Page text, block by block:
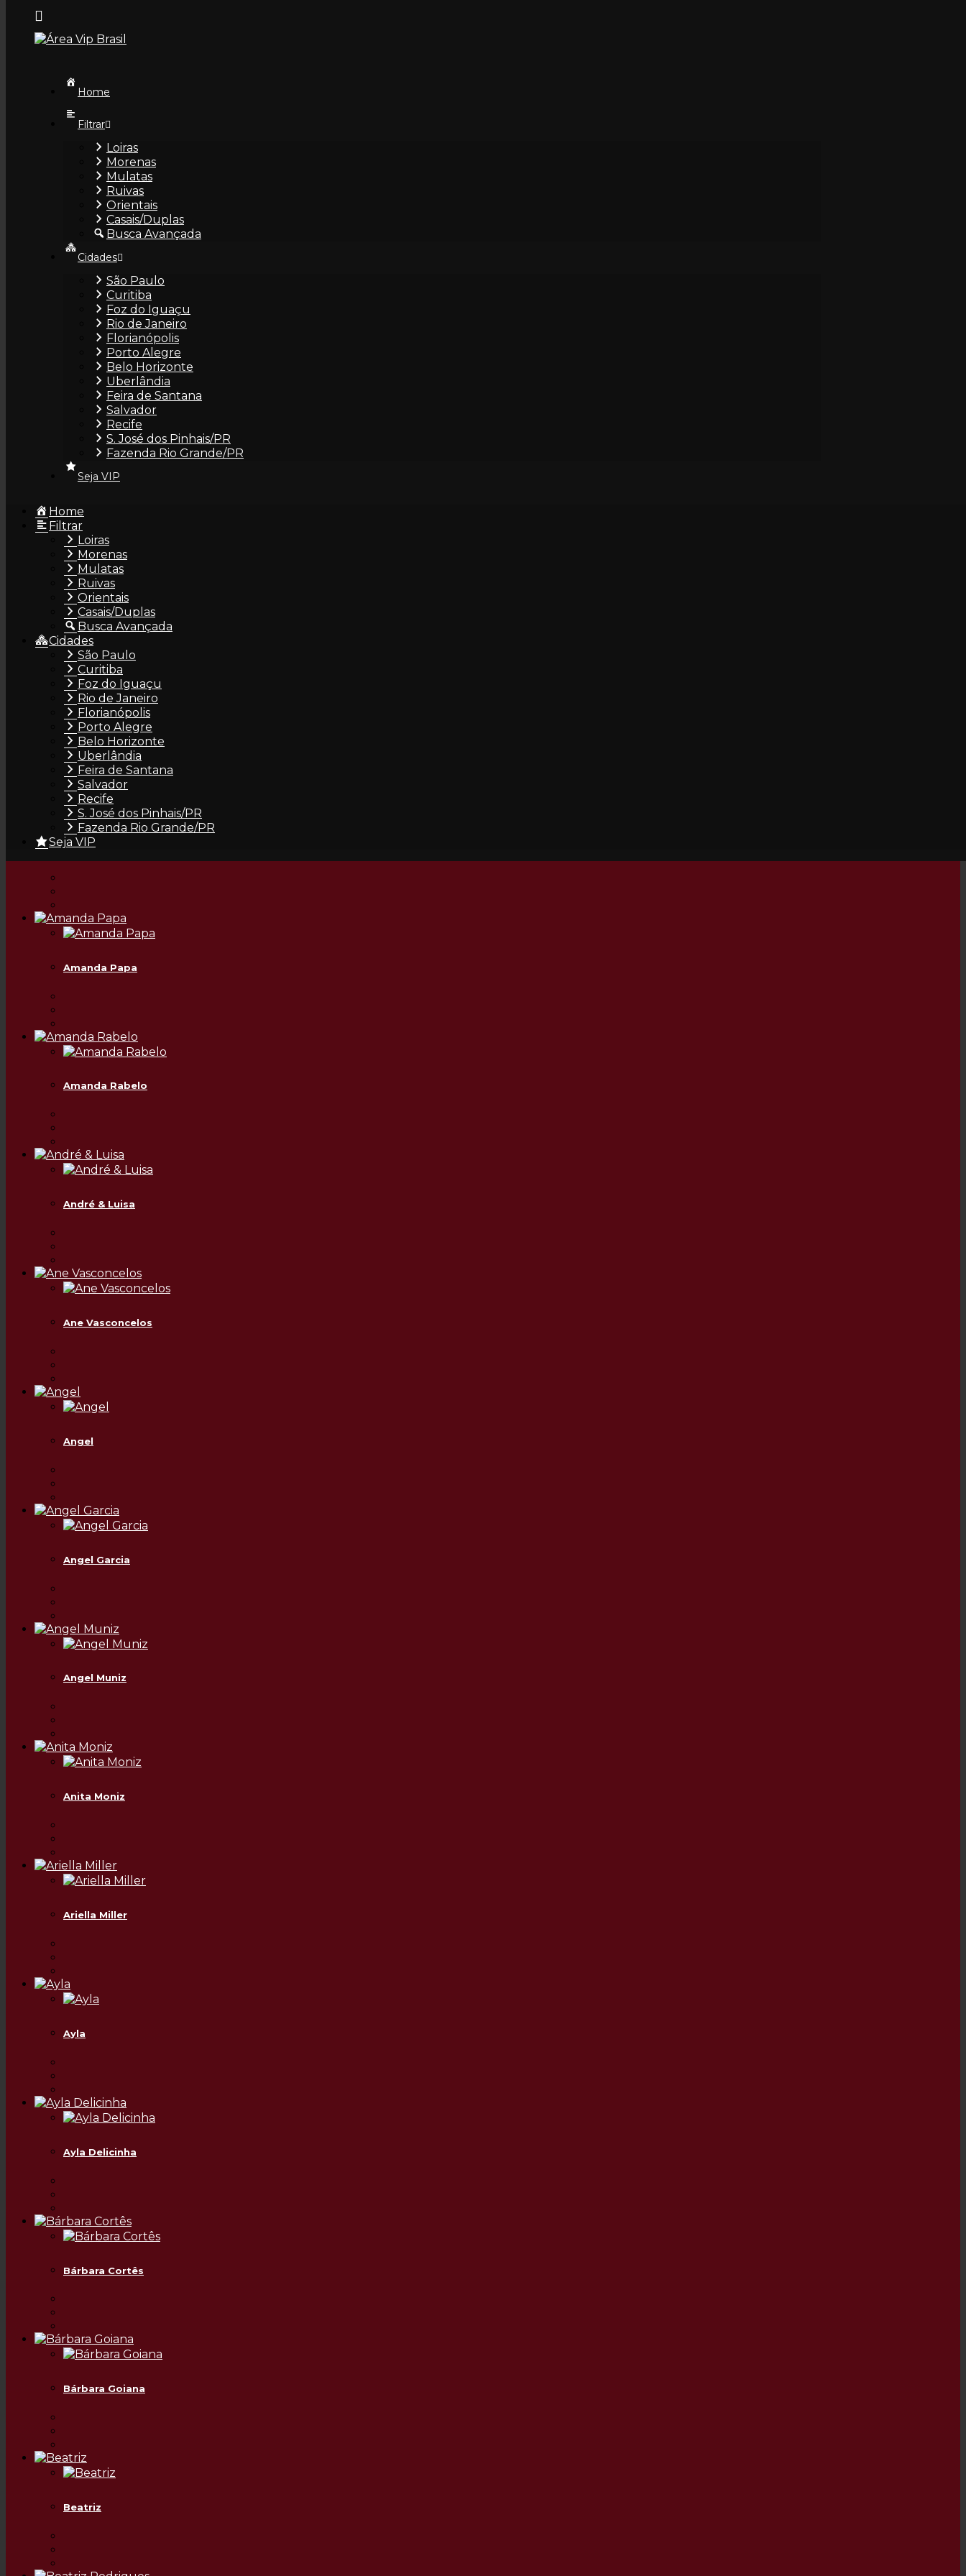
content
Home
Filtrar
Loiras
Morenas
Mulatas
Ruivas
Orientais
Casais/Duplas
Busca Avançada
Cidades
São Paulo
Curitiba
Foz do Iguaçu
Rio de Janeiro
Florianópolis
Porto Alegre
Belo Horizonte
Uberlândia
Feira de Santana
Salvador
Recife
S. José dos Pinhais/PR
Fazenda Rio Grande/PR
Seja VIP
Home
Filtrar
Loiras
Morenas
Mulatas
Ruivas
Orientais
Casais/Duplas
Busca Avançada
Cidades
São Paulo
Curitiba
Foz do Iguaçu
Rio de Janeiro
Florianópolis
Porto Alegre
Belo Horizonte
Uberlândia
Feira de Santana
Salvador
Recife
S. José dos Pinhais/PR
Fazenda Rio Grande/PR
Seja VIP
Alanna
Aleska Aski
Alice Becker
Alice Cardoso
Alice Drumond
Amanda Papa
Amanda Rabelo
André & Luisa
Ane Vasconcelos
Angel
Angel Garcia
Angel Muniz
Anita Moniz
Ariella Miller
Ayla
Ayla Delicinha
Bárbara Cortês
Bárbara Goiana
Beatriz